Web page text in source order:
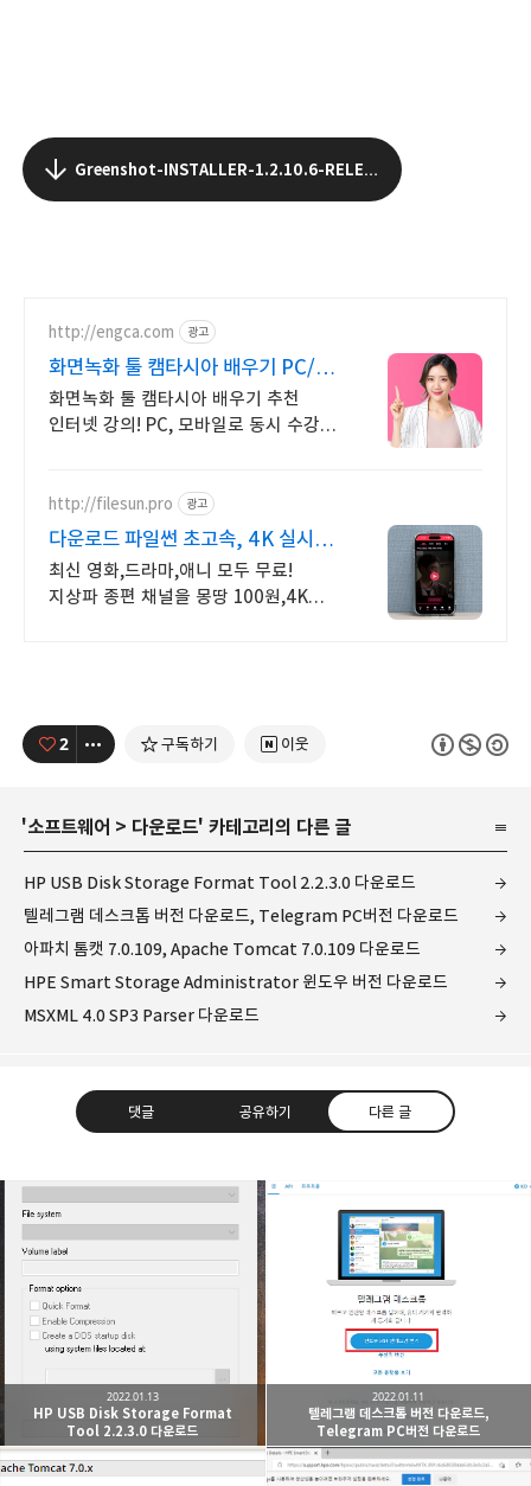
Greenshot-INSTALLER-1.2.10.6-RELEASE.exe
http://engca.com 광고
화면녹화 툴 캠타시아 배우기 PC/
스마트폰 동영상강의
화면녹화 툴 캠타시아 배우기 추천
인터넷 강의! PC, 모바일로 동시 수강
http://filesun.pro 광고
다운로드 파일썬 초고속, 4K 실시간
보기!
최신 영화,드라마,애니 모두 무료!
지상파 종편 채널을 몽땅 100원,4K
2 구독하기 이웃
'소프트웨어 > 다운로드' 카테고리의 다른 글
HP USB Disk Storage Format Tool 2.2.3.0 다운로드
텔레그램 데스크톱 버전 다운로드, Telegram PC버전 다운로드
아파치 톰캣 7.0.109, Apache Tomcat 7.0.109 다운로드
HPE Smart Storage Administrator 윈도우 버전 다운로드
MSXML 4.0 SP3 Parser 다운로드
댓글 공유하기 다른 글
개새닷컴
IT 지식 창고, Windows, Linux, Software, Hardware,
Development
구독하기
카카오톡 트위터
밴드 네이버 블로그 Pocket
HP USB Disk Storage Format
Tool 2.2.3.0 다운로드
2022.01.13
텔레그램 데스크톱 버전 다운로드,
Telegram PC버전 다운로드
2022.01.11